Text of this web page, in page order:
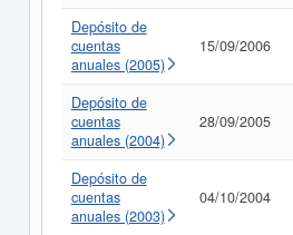
Depósito de
cuentas
anuales (2005)
15/09/2006
Depósito de
cuentas
anuales (2004)
28/09/2005
Depósito de
cuentas
anuales (2003)
04/10/2004